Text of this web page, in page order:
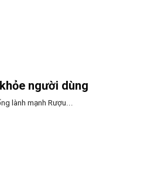
người dùng
lành mạnh Rượu...